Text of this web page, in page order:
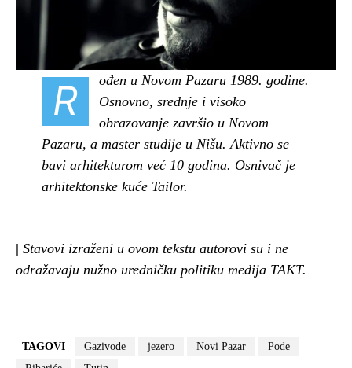
R
ođen u Novom Pazaru 1989. godine.
Osnovno, srednje i visoko
obrazovanje završio u Novom
Pazaru, a master studije u Nišu. Aktivno se
bavi arhitekturom već 10 godina. Osnivač je
arhitektonske kuće Tailor.
| Stavovi izraženi u ovom tekstu autorovi su i ne
odražavaju nužno uredničku politiku medija TAKT.
TAGOVI Gazivode jezero Novi Pazar
Pode